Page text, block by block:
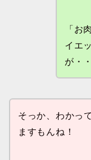
「お
イエ
が・
そっか、わかっ
ますもんね！